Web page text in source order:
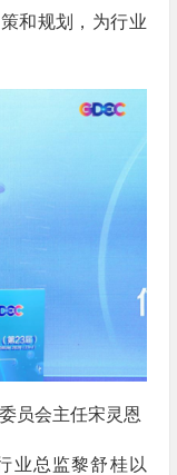
和规划，为行业
员会主任宋灵恩
业总监黎舒桂以